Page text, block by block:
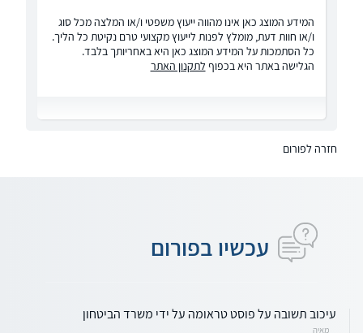
המידע המוצג כאן אינו מהווה ייעוץ משפטי ו/או המלצה מכל סוג
ו/או חוות דעת, מומלץ לפנות לייעוץ מקצועי טרם נקיטת כל הליך.
כל הסתמכות על המידע המוצג כאן היא באחריותך בלבד.
הגלישה באתר היא בכפוף לתקנון האתר
חזרה לפורום
עכשיו בפורום
עיכוב תשובה על פוסט טראומה על ידי משרד הביטחון
מאיה